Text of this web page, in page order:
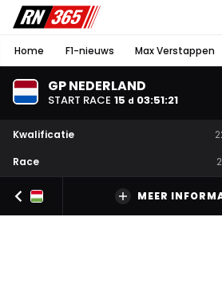
Home F1-nieuws Max Verstappen
GP NEDERLAND
START RACE 15 d 03:51:21
Kwalificatie
Race
MEER